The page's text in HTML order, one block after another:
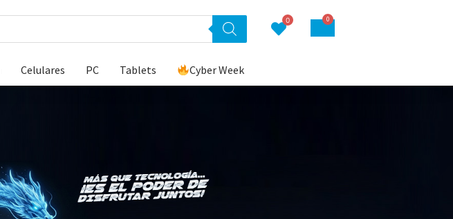
0 0
Celulares PC Tablets Cyber Week